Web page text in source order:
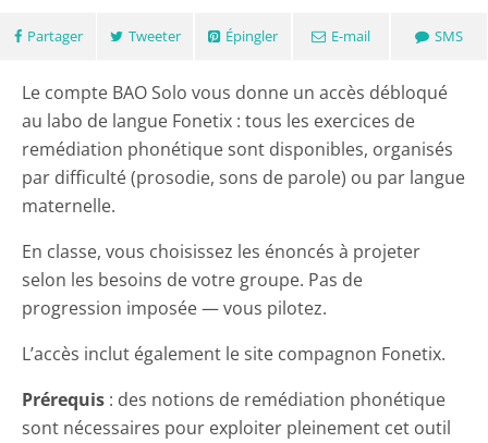
Partager Tweeter Épingler E-mail SMS
Le compte BAO Solo vous donne un accès débloqué
au labo de langue Fonetix : tous les exercices de
remédiation phonétique sont disponibles, organisés
par difficulté (prosodie, sons de parole) ou par langue
maternelle.
En classe, vous choisissez les énoncés à projeter
selon les besoins de votre groupe. Pas de
progression imposée — vous pilotez.
L’accès inclut également le site compagnon Fonetix.
Prérequis : des notions de remédiation phonétique
sont nécessaires pour exploiter pleinement cet outil